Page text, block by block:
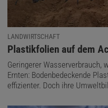
LANDWIRTSCHAFT
:
Plastikfolien auf dem
Geringerer Wasserverbrauch,
Ernten: Bodenbedeckende
effizienter. Doch ihre